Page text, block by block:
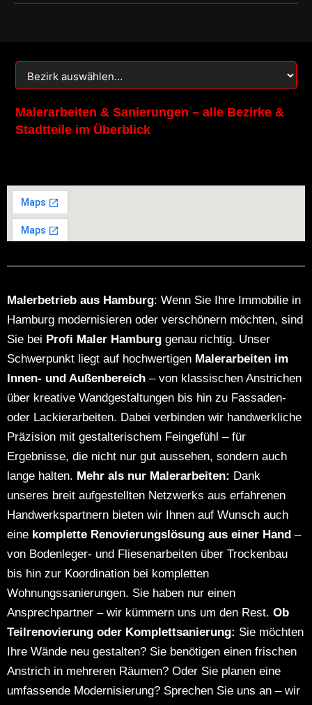
o
g
Malerarbeiten & Sanierungen – alle Bezirke &
Stadtteile im Überblick
Malerbetrieb aus Hamburg: Wenn Sie Ihre Immobilie in
Hamburg modernisieren oder verschönern möchten, sind
Sie bei Profi Maler Hamburg genau richtig. Unser
Schwerpunkt liegt auf hochwertigen Malerarbeiten im
Innen- und Außenbereich – von klassischen Anstrichen
über kreative Wandgestaltungen bis hin zu Fassaden-
oder Lackierarbeiten. Dabei verbinden wir handwerkliche
Präzision mit gestalterischem Feingefühl – für
Ergebnisse, die nicht nur gut aussehen, sondern auch
lange halten. Mehr als nur Malerarbeiten: Dank
unseres breit aufgestellten Netzwerks aus erfahrenen
Handwerkspartnern bieten wir Ihnen auf Wunsch auch
eine komplette Renovierungslösung aus einer Hand –
von Bodenleger- und Fliesenarbeiten über Trockenbau
bis hin zur Koordination bei kompletten
Wohnungssanierungen. Sie haben nur einen
Ansprechpartner – wir kümmern uns um den Rest. Ob
Teilrenovierung oder Komplettsanierung: Sie möchten
Ihre Wände neu gestalten? Sie benötigen einen frischen
Anstrich in mehreren Räumen? Oder Sie planen eine
umfassende Modernisierung? Sprechen Sie uns an – wir